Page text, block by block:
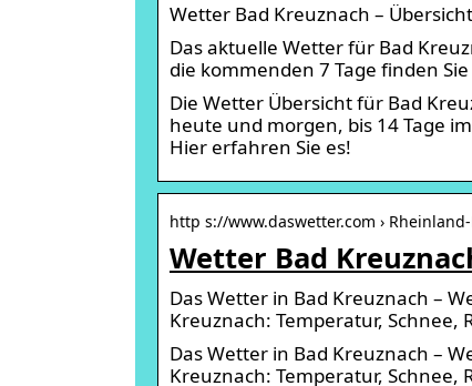
Wetter Bad Kreuznach –
Das aktuelle Wetter für Bad
die kommenden 7 Tage finden
Die Wetter Übersicht für Bad
heute und morgen, bis 14 Tage
Hier erfahren Sie es!
http s://www.daswetter.com ›
Wetter Bad
Das Wetter in Bad Kreuznach –
Kreuznach: Temperatur,
Das Wetter in Bad Kreuznach –
Kreuznach: Temperatur,